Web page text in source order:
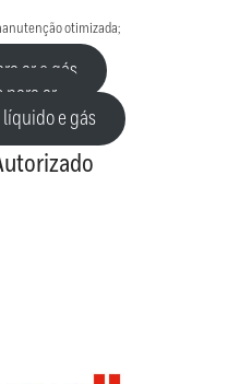
otimizada;
ar e gás
para ar
líquido e gás